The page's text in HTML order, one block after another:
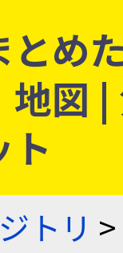
め
地図
トリ >